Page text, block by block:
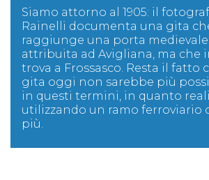
Siamo attorno al 1905: il
Rainelli documenta una gita
raggiunge una porta
attribuita ad Avigliana, ma che
trova a Frossasco. Resta il fatto
gita oggi non sarebbe più
in questi termini, in quanto
utilizzando un ramo ferroviario
più.